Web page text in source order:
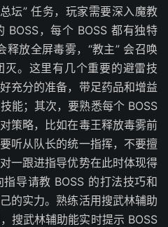
坛” 任务，玩家需要深入魔教
BOSS，每个 BOSS 都有独特
释放全屏毒雾，“教主” 会召唤
。这里有几个重要的避雷技
充分的准备，带足药品和增益
能；其次，要熟悉每个 BOSS
策略，比如在毒王释放毒雾前
听从队长的统一指挥，不要擅
一跟进指导优势在此时体现得
导请教 BOSS 的打法技巧和
的实力。熟练活用搜武林辅助
搜武林辅助能实时提示 BOSS